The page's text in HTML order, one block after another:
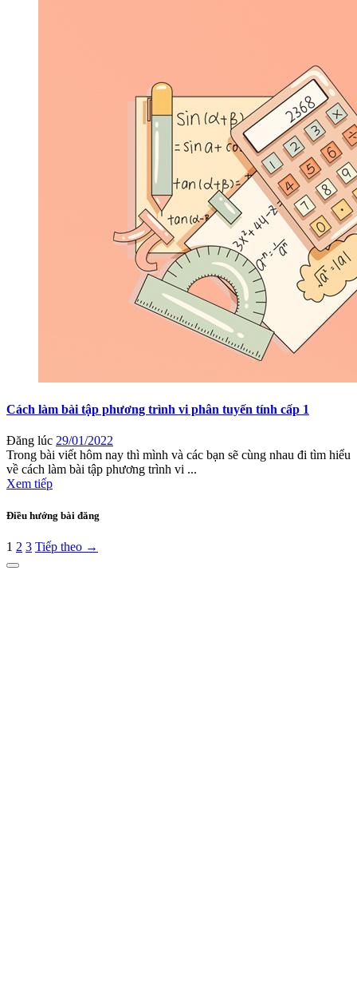
Cách làm bài tập phương trình vi phân tuyến tính cấp 1
Đăng lúc 29/01/2022
Trong bài viết hôm nay thì mình và các bạn sẽ cùng nhau đi tìm hiểu
về cách làm bài tập phương trình vi ...
Xem tiếp
Điều hướng bài đăng
1 2 3 Tiếp theo →